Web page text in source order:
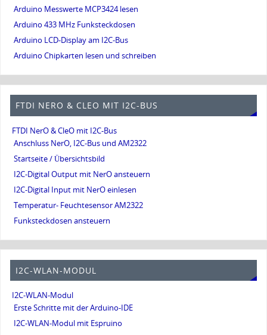
Arduino Messwerte MCP3424 lesen
Arduino 433 MHz Funksteckdosen
Arduino LCD-Display am I2C-Bus
Arduino Chipkarten lesen und schreiben
FTDI NERO & CLEO MIT I2C-BUS
FTDI NerO & CleO mit I2C-Bus
Anschluss NerO, I2C-Bus und AM2322
Startseite / Übersichtsbild
I2C-Digital Output mit NerO ansteuern
I2C-Digital Input mit NerO einlesen
Temperatur- Feuchtesensor AM2322
Funksteckdosen ansteuern
I2C-WLAN-MODUL
I2C-WLAN-Modul
Erste Schritte mit der Arduino-IDE
I2C-WLAN-Modul mit Espruino